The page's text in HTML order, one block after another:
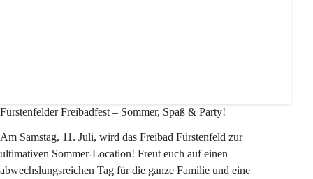
Fürstenfelder Freibadfest – Sommer, Spaß & Party!
Am Samstag, 11. Juli, wird das Freibad Fürstenfeld zur
ultimativen Sommer-Location! Freut euch auf einen
abwechslungsreichen Tag für die ganze Familie und eine